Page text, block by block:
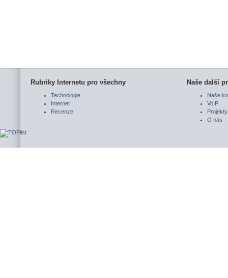
Rubriky Internetu pro všechny
Technologie
Internet
Recenze
Naše další
Naše
VoIP
Projekty
O nás